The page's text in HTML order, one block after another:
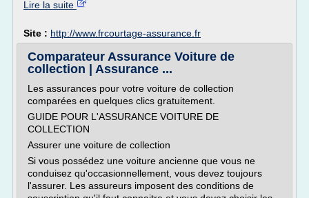
Lire la suite
Site : http://www.frcourtage-assurance.fr
Comparateur Assurance Voiture de
collection | Assurance ...
Les assurances pour votre voiture de collection
comparées en quelques clics gratuitement.
GUIDE POUR L'ASSURANCE VOITURE DE
COLLECTION
Assurer une voiture de collection
Si vous possédez une voiture ancienne que vous ne
conduisez qu'occasionnellement, vous devez toujours
l'assurer. Les assureurs imposent des conditions de